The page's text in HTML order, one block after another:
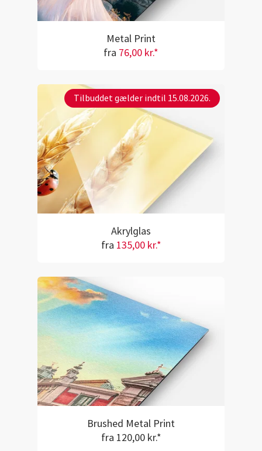
Metal Print
fra 76,00 kr.*
Tilbuddet gælder indtil 15.08.2026.
Akrylglas
fra 135,00 kr.*
Brushed Metal Print
fra 120,00 kr.*